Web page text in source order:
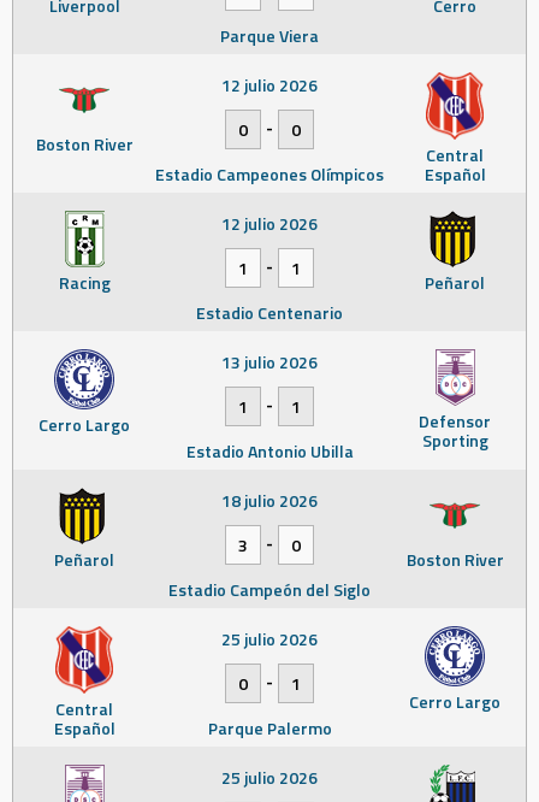
Liverpool Cerro
Parque Viera
Boston River Central
Español
12 julio 2026
0
-
0
Estadio Campeones Olímpicos
Racing Peñarol
12 julio 2026
1
-
1
Estadio Centenario
Cerro Largo Defensor
Sporting
13 julio 2026
1
-
1
Estadio Antonio Ubilla
Peñarol Boston River
18 julio 2026
3
-
0
Estadio Campeón del Siglo
Central
Español
Cerro Largo
25 julio 2026
0
-
1
Parque Palermo
25 julio 2026